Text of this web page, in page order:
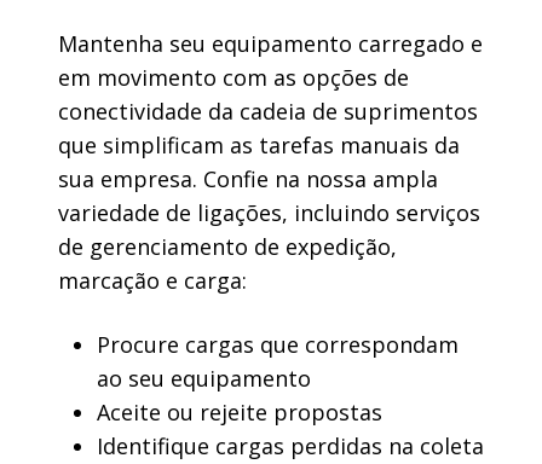
Mantenha seu equipamento carregado e
em movimento com as opções de
conectividade da cadeia de suprimentos
que simplificam as tarefas manuais da
sua empresa. Confie na nossa ampla
variedade de ligações, incluindo serviços
de gerenciamento de expedição,
marcação e carga:
Procure cargas que correspondam
ao seu equipamento
Aceite ou rejeite propostas
Identifique cargas perdidas na coleta